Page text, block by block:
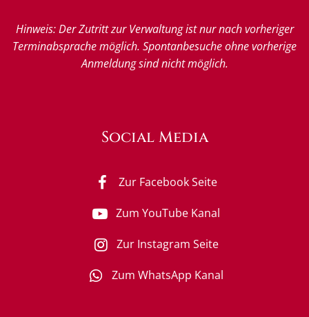
Hinweis: Der Zutritt zur Verwaltung ist nur nach vorheriger
Terminabsprache möglich. Spontanbesuche ohne vorherige
Anmeldung sind nicht möglich.
Social Media
Zur Facebook Seite
Zum YouTube Kanal
Zur Instagram Seite
Zum WhatsApp Kanal